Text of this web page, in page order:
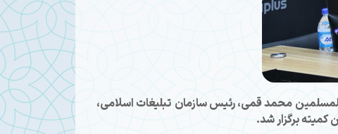
محمد قمی، رئیس سازمان تبلیغات اسلامی،
کمیته برگزار شد.